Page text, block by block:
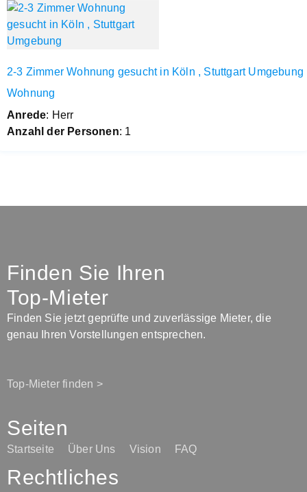
2-3 Zimmer Wohnung gesucht in Köln , Stuttgart Umgebung
Wohnung
Anrede: Herr
Anzahl der Personen: 1
Finden Sie Ihren
Top-Mieter
Finden Sie jetzt geprüfte und zuverlässige Mieter, die
genau Ihren Vorstellungen entsprechen.
Top-Mieter finden >
Seiten
Startseite Über Uns Vision FAQ
Rechtliches